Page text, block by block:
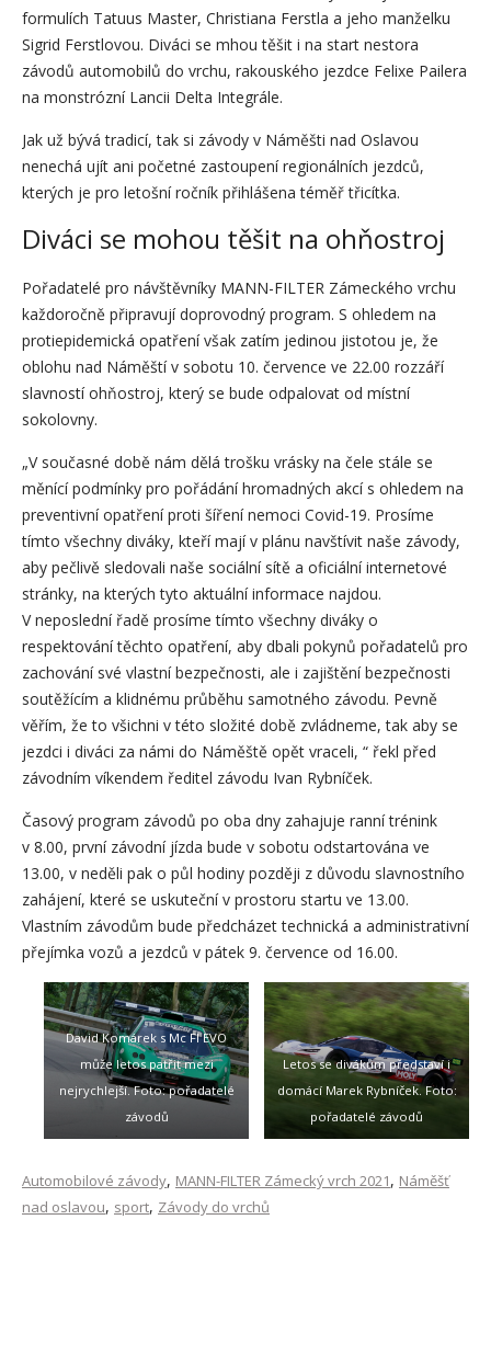
formulích Tatuus Master, Christiana Ferstla a jeho manželku
Sigrid Ferstlovou. Diváci se mhou těšit i na start nestora
závodů automobilů do vrchu, rakouského jezdce Felixe Pailera
na monstrózní Lancii Delta Integrále.
Jak už bývá tradicí, tak si závody v Náměšti nad Oslavou
nenechá ujít ani početné zastoupení regionálních jezdců,
kterých je pro letošní ročník přihlášena téměř třicítka.
Diváci se mohou těšit na ohňostroj
Pořadatelé pro návštěvníky MANN-FILTER Zámeckého vrchu
každoročně připravují doprovodný program. S ohledem na
protiepidemická opatření však zatím jedinou jistotou je, že
oblohu nad Náměští v sobotu 10. července ve 22.00 rozzáří
slavností ohňostroj, který se bude odpalovat od místní
sokolovny.
„V současné době nám dělá trošku vrásky na čele stále se
měnící podmínky pro pořádání hromadných akcí s ohledem na
preventivní opatření proti šíření nemoci Covid-19. Prosíme
tímto všechny diváky, kteří mají v plánu navštívit naše závody,
aby pečlivě sledovali naše sociální sítě a oficiální internetové
stránky, na kterých tyto aktuální informace najdou.
V neposlední řadě prosíme tímto všechny diváky o
respektování těchto opatření, aby dbali pokynů pořadatelů pro
zachování své vlastní bezpečnosti, ale i zajištění bezpečnosti
soutěžícím a klidnému průběhu samotného závodu. Pevně
věřím, že to všichni v této složité době zvládneme, tak aby se
jezdci i diváci za námi do Náměště opět vraceli, “ řekl před
závodním víkendem ředitel závodu Ivan Rybníček.
Časový program závodů po oba dny zahajuje ranní trénink
v 8.00, první závodní jízda bude v sobotu odstartována ve
13.00, v neděli pak o půl hodiny později z důvodu slavnostního
zahájení, které se uskuteční v prostoru startu ve 13.00.
Vlastním závodům bude předcházet technická a administrativní
přejímka vozů a jezdců v pátek 9. července od 16.00.
David Komárek s Mc FI EVO
může letos patřit mezi
nejrychlejší. Foto: pořadatelé
závodů
Letos se divákům představí i
domácí Marek Rybníček. Foto:
pořadatelé závodů
Automobilové závody, MANN-FILTER Zámecký vrch 2021, Náměšť
nad oslavou, sport, Závody do vrchů